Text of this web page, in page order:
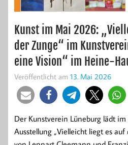
Kunst im Mai 2026:
der Zunge“ im
eine Vision“ im Heine-
Veröffentlicht am 13. Mai 2026
Der Kunstverein Lüneburg lädt
Ausstellung „Vielleicht liegt es